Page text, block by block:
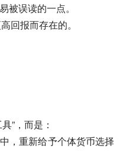
被误读的一点。
回报而存在的。
”，而是：
，重新给予个体货币选择